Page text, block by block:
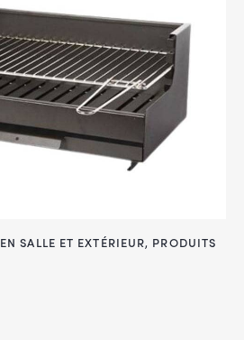
EN SALLE ET EXTÉRIEUR, PRODUITS